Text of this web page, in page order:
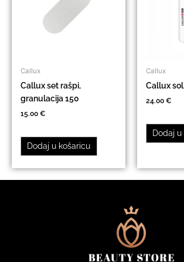
Callux
Callux set rašpi,
granulacija 150
15.00 €
Dodaj u košaricu
Callux
Callux
24.00 €
Dodaj